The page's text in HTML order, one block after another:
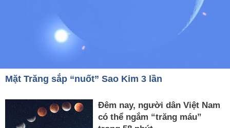
Mặt Trăng sắp “nuốt” Sao Kim 3 lần
Đêm nay, người dân Việt Nam
có thể ngắm “trăng máu”